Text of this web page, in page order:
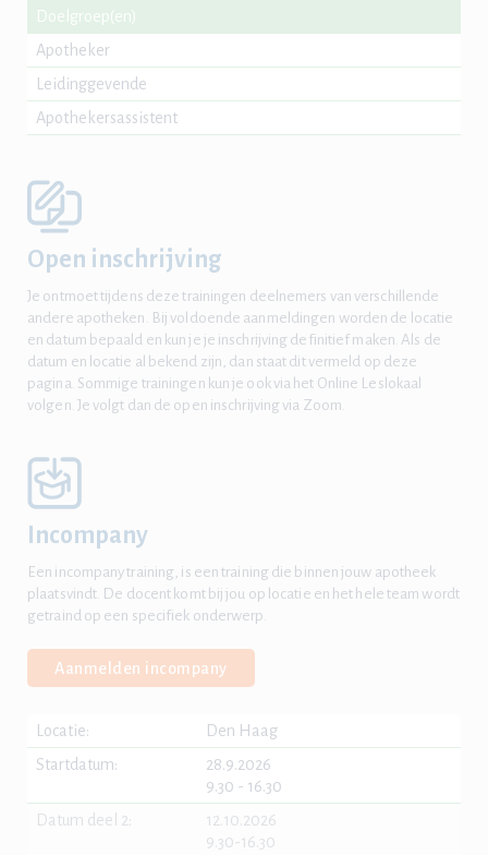
Doelgroep(en)
Apotheker
Leidinggevende
Apothekersassistent
Open inschrijving
Je ontmoet tijdens deze trainingen deelnemers van verschillende
andere apotheken. Bij voldoende aanmeldingen worden de locatie
en datum bepaald en kun je je inschrijving definitief maken. Als de
datum en locatie al bekend zijn, dan staat dit vermeld op deze
pagina. Sommige trainingen kun je ook via het Online Leslokaal
volgen. Je volgt dan de open inschrijving via Zoom.
Incompany
Een incompany training, is een training die binnen jouw apotheek
plaatsvindt. De docent komt bij jou op locatie en het hele team wordt
getraind op een specifiek onderwerp.
Aanmelden incompany
Locatie:
Den Haag
Startdatum:
28.9.2026
9.30 - 16.30
Datum deel 2:
12.10.2026
9.30-16.30